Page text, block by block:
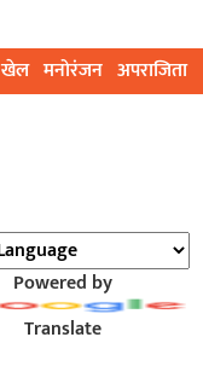
खेल मनोरंजन अपराजिता
Powered by
Translate